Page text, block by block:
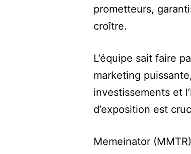
prometteurs,
croître.
L’équipe sait faire
marketing
investissements et
d’exposition est
Memeinator